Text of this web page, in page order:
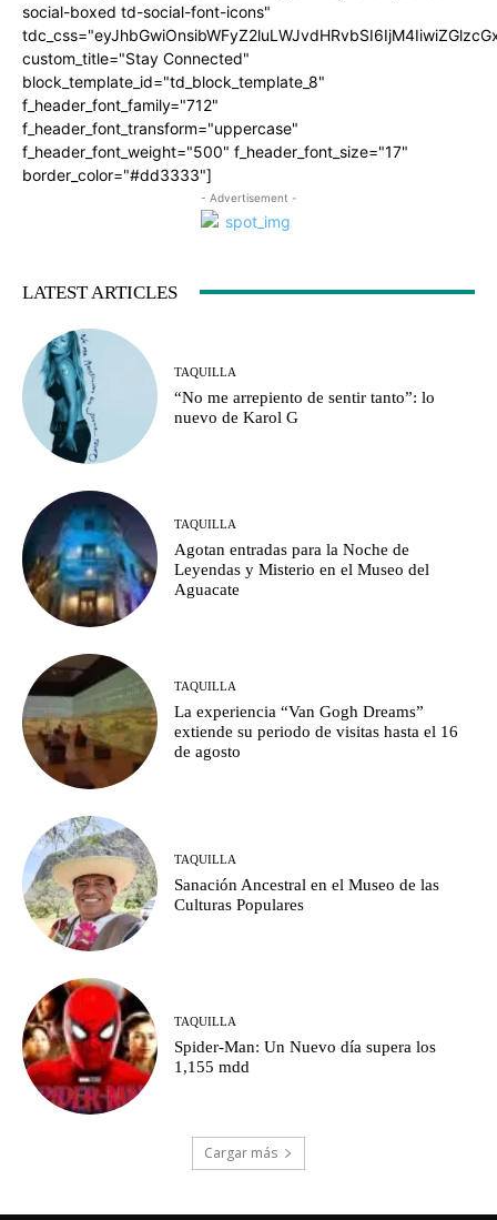
social-boxed td-social-font-icons"
custom_title="Stay Connected"
block_template_id="td_block_template_8"
f_header_font_family="712"
f_header_font_transform="uppercase"
f_header_font_weight="500" f_header_font_size="17"
border_color="#dd3333"]
- Advertisement -
LATEST ARTICLES
TAQUILLA
“No me arrepiento de sentir tanto”: lo
nuevo de Karol G
TAQUILLA
Agotan entradas para la Noche de
Leyendas y Misterio en el Museo del
Aguacate
TAQUILLA
La experiencia “Van Gogh Dreams”
extiende su periodo de visitas hasta el 16
de agosto
TAQUILLA
Sanación Ancestral en el Museo de las
Culturas Populares
TAQUILLA
Spider-Man: Un Nuevo día supera los
1,155 mdd
Cargar más